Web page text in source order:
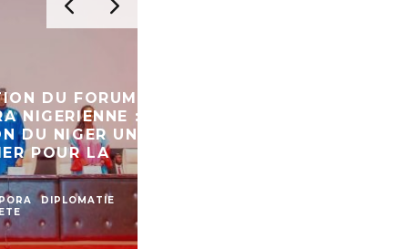
FORUM
:
NIGER UN
LA
DIPLOMATIE